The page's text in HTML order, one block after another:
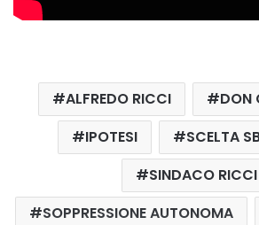
ALFREDO RICCI
DON
IPOTESI
SCELTA
SINDACO RICCI
SOPPRESSIONE AUTONOMA